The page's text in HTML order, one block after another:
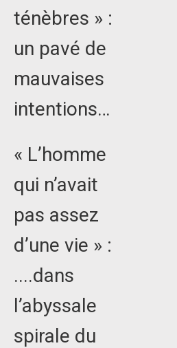
ténèbres » :
un pavé de
mauvaises
intentions…
« L’homme
qui n’avait
pas assez
d’une vie » :
....dans
l’abyssale
spirale du